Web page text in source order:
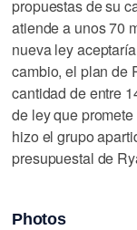
propuestas de su
atiende a unos 70
nueva ley
cambio, el plan de
cantidad de entre
de ley que
hizo el grupo
presupuestal de
Photos